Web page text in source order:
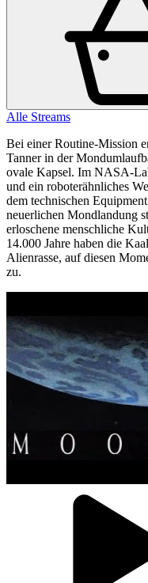
Alle Streams
Bei einer Routine-Mission
Tanner in der
ovale Kapsel. Im NASA-
und ein roboterähnliches
dem technischen
neuerlichen Mondlandung
erloschene menschliche
14.000 Jahre haben die
Alienrasse, auf diesen
zu.